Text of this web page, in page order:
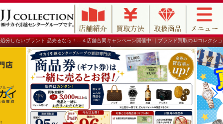
処分したいブランド 品売るなら！…４店舗合同キャンペーン開催中!｜ブランド買取のJJコレクショ
ン